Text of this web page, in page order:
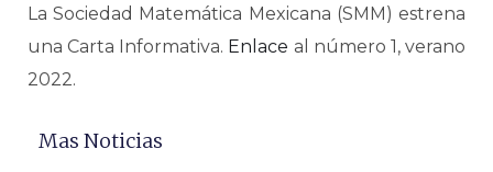
La Sociedad Matemática Mexicana (SMM) estrena
una Carta Informativa. Enlace al número 1, verano
2022.
Mas Noticias